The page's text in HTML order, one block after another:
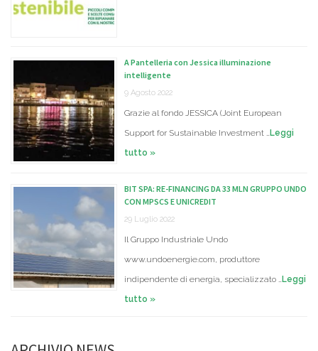
A Pantelleria con Jessica illuminazione
intelligente
9 Agosto 2022
Grazie al fondo JESSICA (Joint European
Support for Sustainable Investment …Leggi
tutto »
BIT SPA: RE-FINANCING DA 33 MLN GRUPPO UNDO
CON MPSCS E UNICREDIT
29 Luglio 2022
Il Gruppo Industriale Undo
www.undoenergie.com, produttore
indipendente di energia, specializzato …Leggi
tutto »